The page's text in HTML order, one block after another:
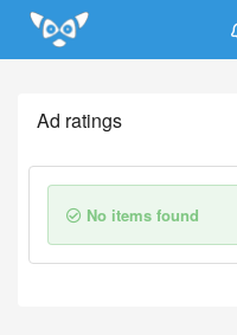
Update cookies preferences
Ad ratings
No items found